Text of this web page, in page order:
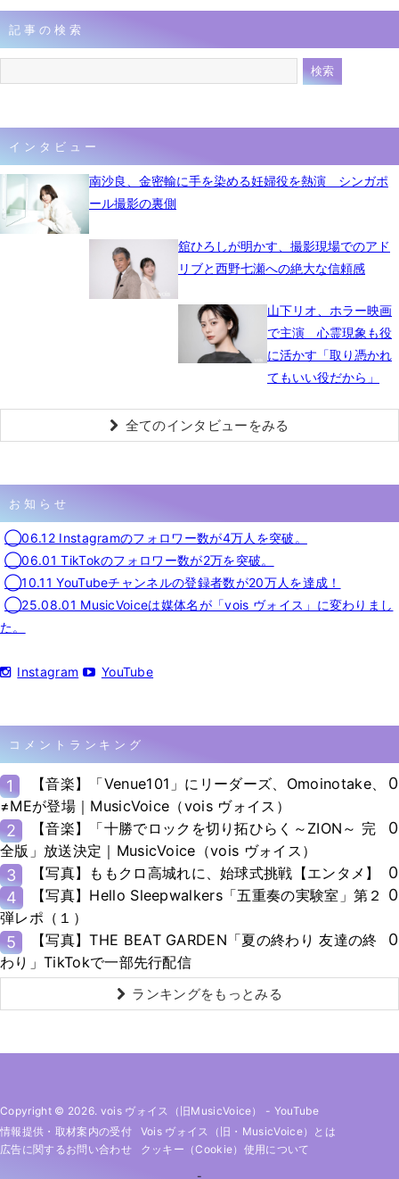
記事の検索
インタビュー
南沙良、金密輸に手を染める妊婦役を熱演 シンガポ
ール撮影の裏側
舘ひろしが明かす、撮影現場でのアド
リブと西野七瀬への絶大な信頼感
山下リオ、ホラー映画
で主演 心霊現象も役
に活かす「取り憑かれ
てもいい役だから」
全てのインタビューをみる
お知らせ
◯06.12 Instagramのフォロワー数が4万人を突破。
◯06.01 TikTokのフォロワー数が2万を突破。
◯10.11 YouTubeチャンネルの登録者数が20万人を達成！
◯25.08.01 MusicVoiceは媒体名が「vois ヴォイス」に変わりまし
た。
Instagram YouTube
コメントランキング
1
【音楽】「Venue101」にリーダーズ、Omoinotake、
≠MEが登場｜MusicVoice（vois ヴォイス）
0
2
【音楽】「十勝でロックを切り拓ひらく～ZION～ 完
全版」放送決定｜MusicVoice（vois ヴォイス）
0
3 【写真】ももクロ高城れに、始球式挑戦【エンタメ】
0
4
【写真】Hello Sleepwalkers「五重奏の実験室」第２
弾レポ（１）
0
5
【写真】THE BEAT GARDEN「夏の終わり 友達の終
わり」TikTokで一部先行配信
0
ランキングをもっとみる
Copyright © 2026. vois ヴォイス（旧MusicVoice） - YouTube
情報提供・取材案内の受付
Vois ヴォイス（旧・MusicVoice）とは
広告に関するお問い合わせ
クッキー（cookie）使用について
-